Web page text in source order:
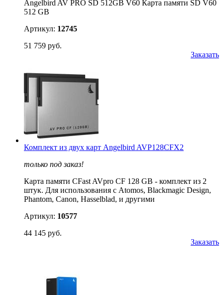
Angelbird AV PRO SD 512GB V60 Карта памяти SD V60
512 GB
Артикул: 12745
51 759 руб.
Заказать
Комплект из двух карт Angelbird AVP128CFX2
только под заказ!
Карта памяти CFast AVpro CF 128 GB - комплект из 2
штук. Для использования с Atomos, Blackmagic Design,
Phantom, Canon, Hasselblad, и другими
Артикул: 10577
44 145 руб.
Заказать